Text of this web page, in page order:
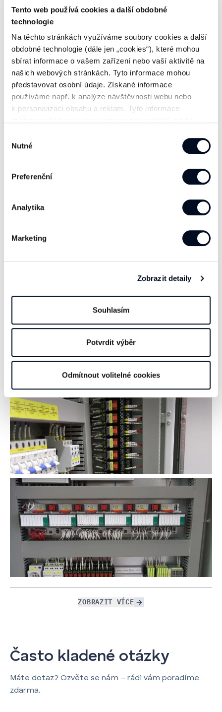
Tento web používá cookies a další obdobné
technologie
Na těchto stránkách využíváme soubory cookies a další
obdobné technologie (dále jen „cookies“), které mohou
sbírat informace o vašem zařízení nebo vaší aktivitě na
našich webových stránkách. Tyto informace mohou
představovat osobní údaje. Získané informace
používáme např. k analýze návštěvnosti webu nebo
k personalizaci obsahu a reklam. Tyto informace
s dalšími informacemi, které jste jim poskytli nebo které
získali v důsledku toho, že používáte jejich služby. Jaké
typy cookies používáme, naleznete níže v přehledné
tabulce. Možnosti zpracování upravíte zaškrtnutím
zápatí stránky v „Nastavení cookies“.
souhlasu
Nutné
Preferenční
Analytika
Marketing
Zobrazit detaily
Souhlasím
Potvrdit výběr
Odmítnout volitelné cookies
Řídící rozvaděče a rozvodny pro řízení výroby
Specializované rozvaděče pro veškeré regulační
prvky
Distribuční rozvaděče
Rozvaděče pro bytové a panelové domy,
jednotlivé byty a rodinné domy
Kompenzační rozvaděče
ZOBRAZIT VÍCE
Často kladené otázky
Máte dotaz? Ozvěte se nám – rádi vám poradíme
zdarma.